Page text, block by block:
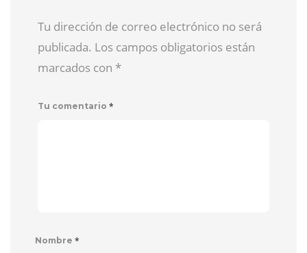
Tu dirección de correo electrónico no será
publicada. Los campos obligatorios están
marcados con *
Tu comentario *
Nombre *